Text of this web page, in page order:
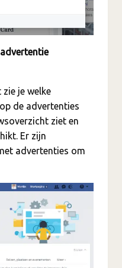
je welke
de advertenties
ziet en
Er zijn
advertenties om